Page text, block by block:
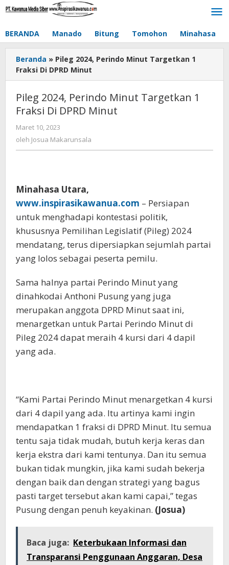
Lewati
BERANDA Manado Bitung Tomohon Minahasa
Beranda » Pileg 2024, Perindo Minut Targetkan 1
Fraksi Di DPRD Minut
Pileg 2024, Perindo Minut Targetkan 1
Fraksi Di DPRD Minut
Maret 10, 2023
Josua
oleh Josua Makarunsala
Minahasa Utara,
www.inspirasikawanua.com – Persiapan
untuk menghadapi kontestasi politik,
khususnya Pemilihan Legislatif (Pileg) 2024
mendatang, terus dipersiapkan sejumlah partai
yang lolos sebagai peserta pemilu.
Sama halnya partai Perindo Minut yang
dinahkodai Anthoni Pusung yang juga
merupakan anggota DPRD Minut saat ini,
menargetkan untuk Partai Perindo Minut di
Pileg 2024 dapat meraih 4 kursi dari 4 dapil
yang ada.
“Kami Partai Perindo Minut menargetkan 4 kursi
dari 4 dapil yang ada. Itu artinya kami ingin
mendapatkan 1 fraksi di DPRD Minut. Itu semua
tentu saja tidak mudah, butuh kerja keras dan
kerja ekstra dari kami tentunya. Dan itu semua
bukan tidak mungkin, jika kami sudah bekerja
dengan baik dan dengan strategi yang bagus
pasti target tersebut akan kami capai,” tegas
Pusung dengan penuh keyakinan. (Josua)
Baca juga: Keterbukaan Informasi dan
Transparansi Penggunaan Anggaran, Desa